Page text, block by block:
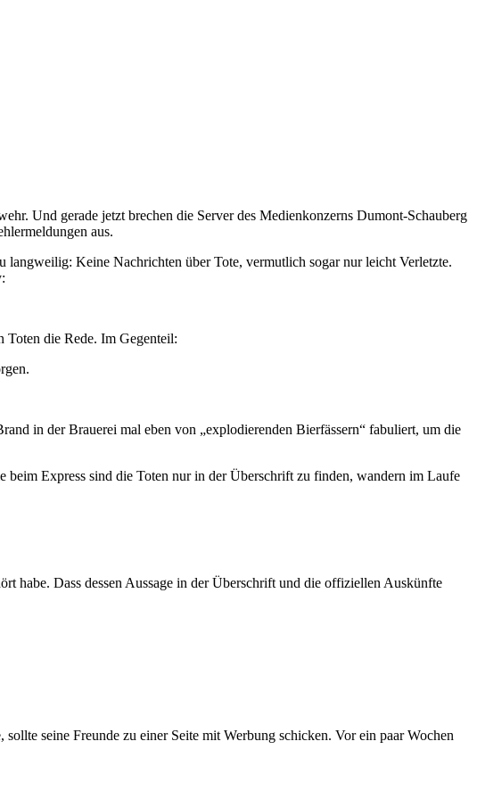
Und gerade jetzt brechen die Server des Medienkonzerns Dumont-Schauberg
aus.
Keine Nachrichten über Tote, vermutlich sogar nur leicht Verletzte.
die Rede. Im Gegenteil:
in der Brauerei mal eben von „explodierenden Bierfässern“ fabuliert, um die
beim Express sind die Toten nur in der Überschrift zu finden, wandern im Laufe
habe. Dass dessen Aussage in der Überschrift und die offiziellen Auskünfte
seine Freunde zu einer Seite mit Werbung schicken. Vor ein paar Wochen